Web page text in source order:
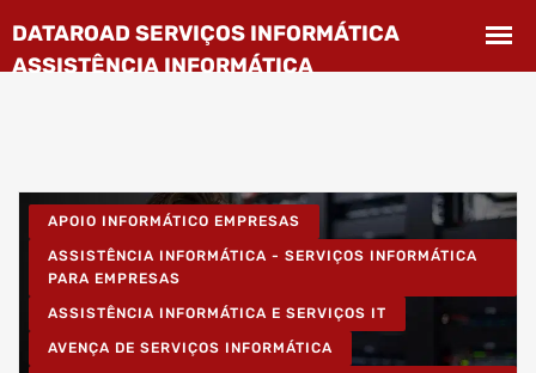
APOIO INFORMÁTICO EMPRESAS
ASSISTÊNCIA INFORMÁTICA - SERVIÇOS INFORMÁTICA
PARA EMPRESAS
ASSISTÊNCIA INFORMÁTICA E SERVIÇOS IT
AVENÇA DE SERVIÇOS INFORMÁTICA